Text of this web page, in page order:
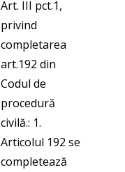
Art. III pct.1,
privind
completarea
art.192 din
Codul de
procedură
civilă.: 1.
Articolul 192 se
completează